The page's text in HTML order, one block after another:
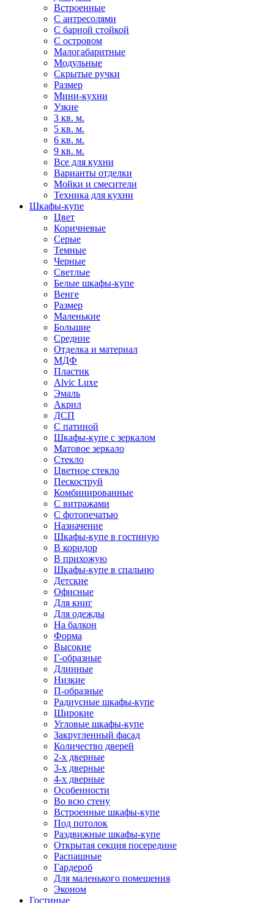
Встроенные
С антресолями
С барной стойкой
С островом
Малогабаритные
Модульные
Скрытые ручки
Размер
Мини-кухни
Узкие
3 кв. м.
5 кв. м.
6 кв. м.
9 кв. м.
Все для кухни
Варианты отделки
Мойки и смесители
Техника для кухни
Шкафы-купе
Цвет
Коричневые
Серые
Темные
Черные
Светлые
Белые шкафы-купе
Венге
Размер
Маленькие
Большие
Средние
Отделка и материал
МДФ
Пластик
Alvic Luxe
Эмаль
Акрил
ДСП
С патиной
Шкафы-купе с зеркалом
Матовое зеркало
Стекло
Цветное стекло
Пескоструй
Комбинированные
С витражами
С фотопечатью
Назначение
Шкафы-купе в гостиную
В коридор
В прихожую
Шкафы-купе в спальню
Детские
Офисные
Для книг
Для одежды
На балкон
Форма
Высокие
Г-образные
Длинные
Низкие
П-образные
Радиусные шкафы-купе
Широкие
Угловые шкафы-купе
Закругленный фасад
Количество дверей
2-х дверные
3-х дверные
4-х дверные
Особенности
Во всю стену
Встроенные шкафы-купе
Под потолок
Раздвижные шкафы-купе
Открытая секция посередине
Распашные
Гардероб
Для маленького помещения
Эконом
Гостиные